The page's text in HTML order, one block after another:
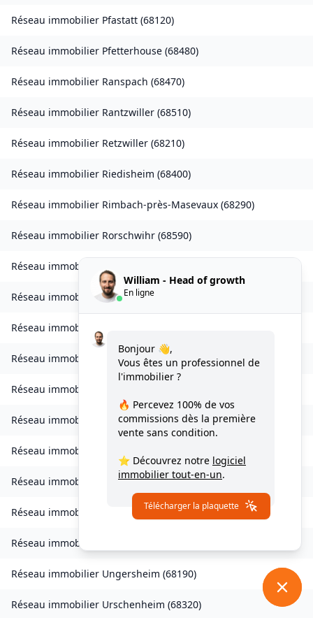
Réseau immobilier Pfastatt (68120)
Réseau immobilier Pfetterhouse (68480)
Réseau immobilier Ranspach (68470)
Réseau immobilier Rantzwiller (68510)
Réseau immobilier Retzwiller (68210)
Réseau immobilier Riedisheim (68400)
Réseau immobilier Rimbach-près-Masevaux (68290)
Réseau immobilier Rorschwihr (68590)
Réseau immobilier
Réseau immobilierSierentz(68510
Réseau immobilier
Réseau immobilier Soppe-le-Bas(68780)
Réseau immobilier
Réseau immobilier Storckensohn(68470
Réseau immobilier
Réseau immobilier Thannenkirch(68590)
Réseau immobilier Traubach-le-Bas (68210)
Réseau immobilier
Réseau immobilier Ungersheim (68190)
Réseau immobilier Urschenheim (68320)
William - Head of growth
En ligne
Bonjour 👋,
Vous êtes un professionnel de
l'immobilier ?
🔥 Percevez 100% de vos
commissions dès la première
vente sans condition.
⭐ Découvrez notre logiciel
immobilier tout-en-un.
Télécharger la plaquette